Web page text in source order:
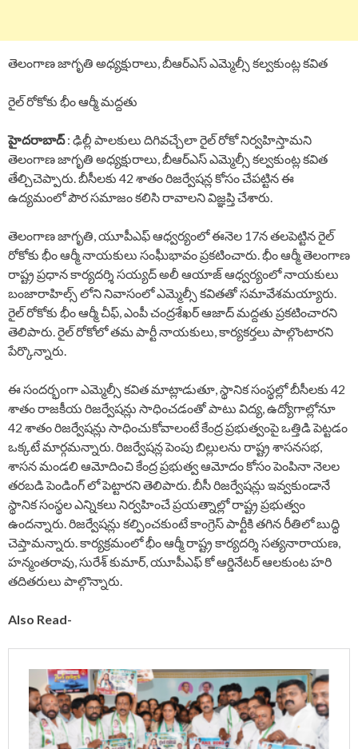
తెలంగాణ జాగృతి అధ్యక్షురాలు, బీఆర్ఎస్ ఎమ్మెల్సీ కల్వకుంట్ల కవిత
రైల్ రోకోకు భీం ఆర్మీ మద్దతు
హైదరాబాద్: ఢిల్లీ పాలకులు దిగివచ్చేలా రైల్ రోకో నిర్వహిస్తామని
తెలంగాణ జాగృతి అధ్యక్షురాలు, బీఆర్ఎస్ ఎమ్మెల్సీ కల్వకుంట్ల కవిత
తేల్చిచెప్పారు. బీసీలకు 42 శాతం రిజర్వేషన్ల కోసం చేపట్టిన ఈ
ఉద్యమంలో పౌర సమాజం కలిసి రావాలని విజ్ఞప్తి చేశారు.
తెలంగాణ జాగృతి, యూపీఎఫ్ ఆధ్వర్యంలో ఈనెల 17న తలపెట్టిన రైల్
రోకోకు భీం ఆర్మీ నాయకులు సంఘీభావం ప్రకటించారు. భీం ఆర్మీ తెలంగాణ
రాష్ట్ర ప్రధాన కార్యదర్శి సయ్యద్ అలీ ఆయాజ్ ఆధ్వర్యంలో నాయకులు
బంజారాహిల్స్ లోని నివాసంలో ఎమ్మెల్సీ కవితతో సమావేశమయ్యారు.
రైల్ రోకోకు భీం ఆర్మీ చీఫ్, ఎంపీ చంద్రశేఖర్ ఆజాద్ మద్దతు ప్రకటించారని
తెలిపారు. రైల్ రోకోలో తమ పార్టీ నాయకులు, కార్యకర్తలు పాల్గొంటారని
పేర్కొన్నారు.
ఈ సందర్భంగా ఎమ్మెల్సీ కవిత మాట్లాడుతూ, స్థానిక సంస్థల్లో బీసీలకు 42
శాతం రాజకీయ రిజర్వేషన్లు సాధించడంతో పాటు విద్య, ఉద్యోగాల్లోనూ
42 శాతం రిజర్వేషన్లు సాధించుకోవాలంటే కేంద్ర ప్రభుత్వంపై ఒత్తిడి పెట్టడం
ఒక్కటే మార్గమన్నారు. రిజర్వేషన్ల పెంపు బిల్లులను రాష్ట్ర శాసనసభ,
శాసన మండలి ఆమోదించి కేంద్ర ప్రభుత్వ ఆమోదం కోసం పెంపినా నెలల
తరబడి పెండింగ్ లో పెట్టారని తెలిపారు. బీసీ రిజర్వేషన్లు ఇవ్వకుండానే
స్థానిక సంస్థల ఎన్నికలు నిర్వహించే ప్రయత్నాల్లో రాష్ట్ర ప్రభుత్వం
ఉందన్నారు. రిజర్వేషన్లు కల్పించకుంటే కాంగ్రెస్ పార్టీకి తగిన రీతిలో బుద్ధి
చెప్తామన్నారు. కార్యక్రమంలో భీం ఆర్మీ రాష్ట్ర కార్యదర్శి సత్యనారాయణ,
హన్మంతరావు, సురేశ్ కుమార్, యూపీఎఫ్ కో ఆర్డినేటర్ ఆలకుంట హరి
తదితరులు పాల్గొన్నారు.
Also Read-